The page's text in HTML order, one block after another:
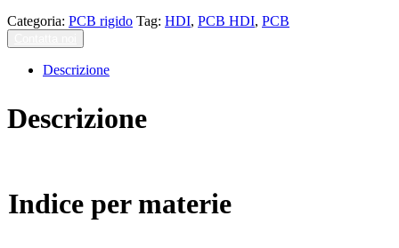
Categoria: PCB rigido Tag: HDI, PCB HDI, PCB
Descrizione
Descrizione
Indice per materie